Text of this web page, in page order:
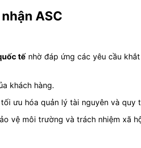
ASC
tếnhờ đáp ứng các yêu cầu
khách hàng.
ưu hóa quản lý tài nguyên và quy
vệ môi trường và trách nhiệm xã